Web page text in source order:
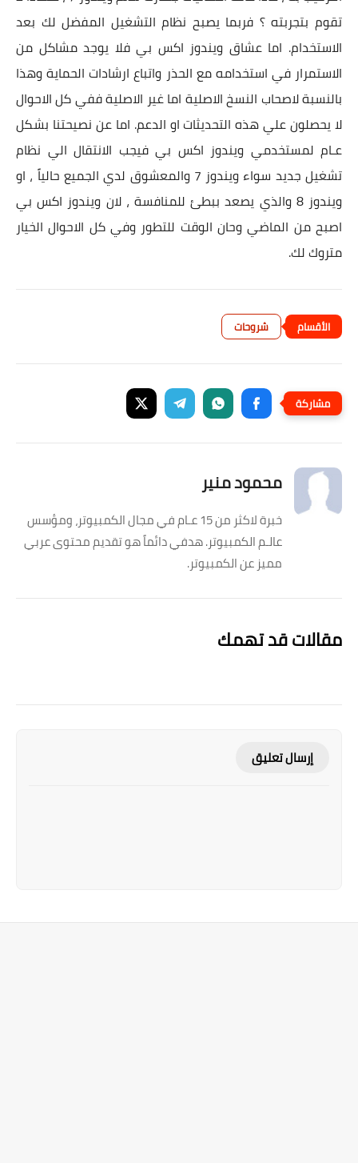
تقوم بتجربته ؟ فربما يصبح نظام التشغيل المفضل لك بعد
الاستخدام. اما عشاق ويندوز اكس بي فلا يوجد مشاكل من
الاستمرار في استخدامه مع الحذر واتباع ارشادات الحماية وهذا
بالنسبة لاصحاب النسخ الاصلية اما غير الاصلية ففي كل الاحوال
لا يحصلون علي هذه التحديثات او الدعم. اما عن نصيحتنا بشكل
عـام لمستخدمي ويندوز اكس بي فيجب الانتقال الي نظام
تشغيل جديد سواء ويندوز 7 والمعشوق لدي الجميع حالياً ، او
ويندوز 8 والذي يصعد ببطئ للمنافسة ، لان ويندوز اكس بي
اصبح من الماضي وحان الوقت للتطور وفي كل الاحوال الخيار
متروك لك.
شروحات
محمود منير
خبرة لاكثر من 15 عـام في مجال الكمبيوتر، ومؤسس
عالـم الكمبيوتر. هدفي دائماً هو تقديم محتوى عربي
مميز عن الكمبيوتر.
مقالات قد تهمك
إرسال تعليق